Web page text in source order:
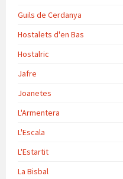
Guils de Cerdanya
Hostalets d'en Bas
Hostalric
Jafre
Joanetes
L'Armentera
L'Escala
L'Estartit
La Bisbal